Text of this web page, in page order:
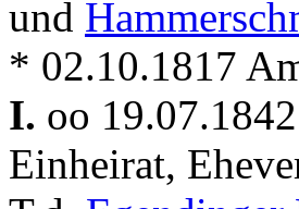
und
* 02.10.1817
I. oo
Einheirat,